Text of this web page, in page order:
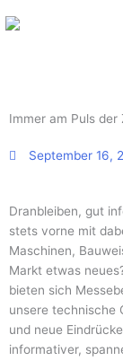
Inhalt
Immer am Puls der
September 16,
Dranbleiben, gut
stets vorne mit
Maschinen,
Markt etwas
bieten sich
unsere technische
und neue
informativer,